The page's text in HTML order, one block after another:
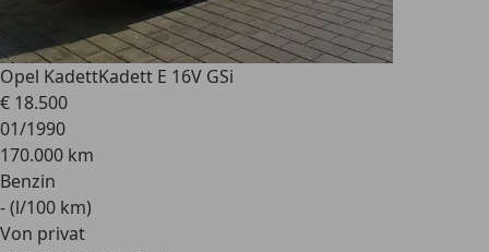
Opel KadettKadett E 16V GSi
€ 18.500
01/1990
170.000 km
Benzin
- (l/100 km)
Von privat